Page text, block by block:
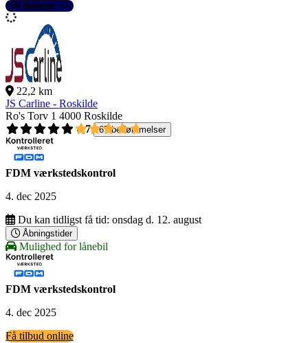
Se detaljer
22,2 km
JS Carline - Roskilde
Ro's Torv 1 4000 Roskilde
4,7
67 bedømmelser
FDM værkstedskontrol
4. dec 2025
Du kan tidligst få tid: onsdag d. 12. august
Åbningstider
Mulighed for lånebil
FDM værkstedskontrol
4. dec 2025
Få tilbud online